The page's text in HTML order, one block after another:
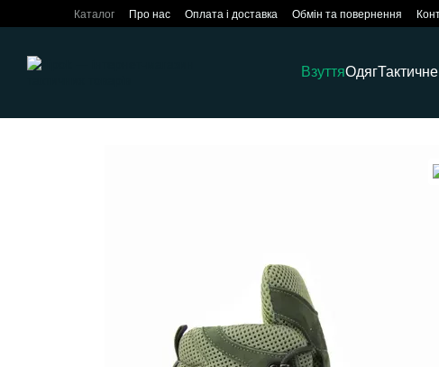
Перейти до основного контенту
Каталог Про нас Оплата і доставка Обмін та повернення
ВзуттяОдяг